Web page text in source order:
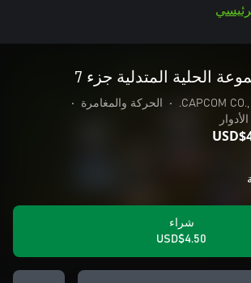
الحلية المتدلية جزء 7
CAPCOM CO.,
• الحركة والمغامرة
•
شراء
USD$4.50